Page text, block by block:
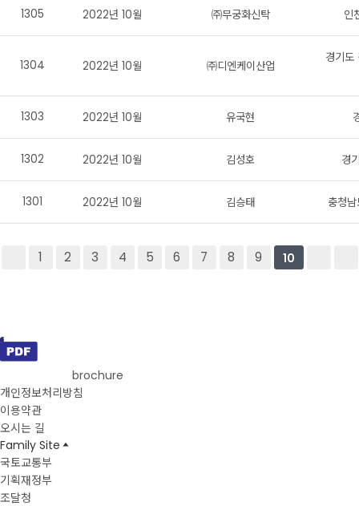
1305 2022년 10월 ㈜무궁화신탁 인
1304 2022년 10월 ㈜디엔케이산업
경기
1303 2022년 10월 유국현
1302 2022년 10월 김성호 경
1301 2022년 10월 김승태 충청
1 2 3 4 5 6 7 8 9 10
brochure
개인정보처리방침
이용약관
오시는 길
Family Site
국토교통부
기획재정부
조달청